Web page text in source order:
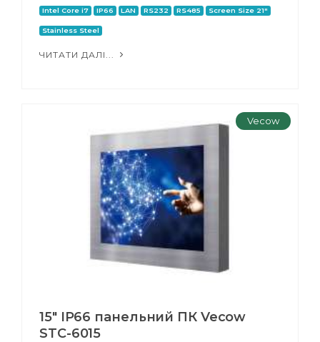
Intel Core i7 IP66 LAN RS232 RS485 Screen Size 21"
Stainless Steel
ЧИТАТИ ДАЛІ...
Vecow
15" IP66 панельний ПК Vecow
STC-6015